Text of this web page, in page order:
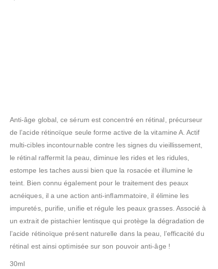
Anti-âge global, ce sérum est concentré en rétinal, précurseur
de l’acide rétinoïque seule forme active de la vitamine A. Actif
multi-cibles incontournable contre les signes du vieillissement,
le rétinal raffermit la peau, diminue les rides et les ridules,
estompe les taches aussi bien que la rosacée et illumine le
teint. Bien connu également pour le traitement des peaux
acnéiques, il a une action anti-inflammatoire, il élimine les
impuretés, purifie, unifie et régule les peaux grasses. Associé à
un extrait de pistachier lentisque qui protège la dégradation de
l’acide rétinoïque présent naturelle dans la peau, l’efficacité du
rétinal est ainsi optimisée sur son pouvoir anti-âge !
30ml